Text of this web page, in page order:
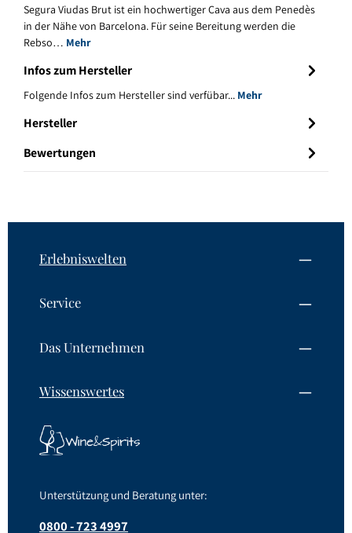
Segura Viudas Brut ist ein hochwertiger Cava aus dem Penedès
in der Nähe von Barcelona. Für seine Bereitung werden die
Rebso… Mehr
Infos zum Hersteller
Folgende Infos zum Hersteller sind verfübar... Mehr
Hersteller
Bewertungen
Erlebniswelten
Service
Das Unternehmen
Wissenswertes
Unterstützung und Beratung unter:
0800 - 723 4997